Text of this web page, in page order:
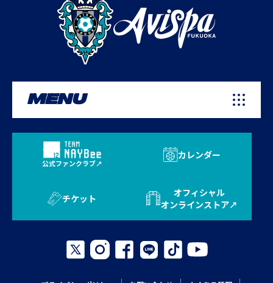
MENU
公式ファンクラブ
カレンダー
チケット
オフィシャル
オンラインストア